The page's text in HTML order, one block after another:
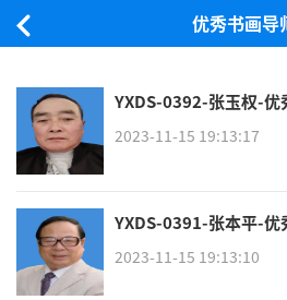
优秀书画导
YXDS-0392-张玉权-优
2023-11-15 19:13:17
YXDS-0391-张本平-优
2023-11-15 19:13:10